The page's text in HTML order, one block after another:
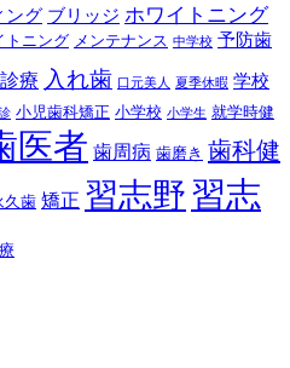
ング ブリッジ ホワイトニング
トニング メンテナンス 中学校 予防歯
療 入れ歯 口元美人 夏季休暇 学校
小児歯科矯正 小学校 小学生 就学時健
医者 歯周病 歯磨き 歯科健
久歯 矯正 習志野習志